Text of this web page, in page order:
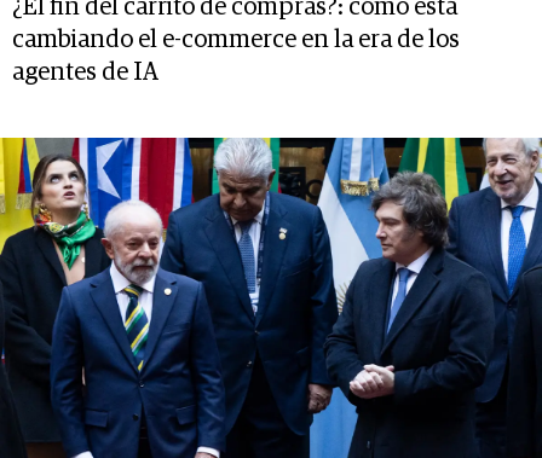
¿El fin del carrito de compras?: cómo está
cambiando el e-commerce en la era de los
agentes de IA